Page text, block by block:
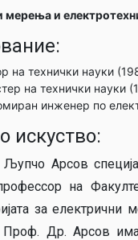
мерења и
на технички науки
на технички науки
инженер по
искуство:
Арсов
на
за електрични
Проф. Др. Арсов